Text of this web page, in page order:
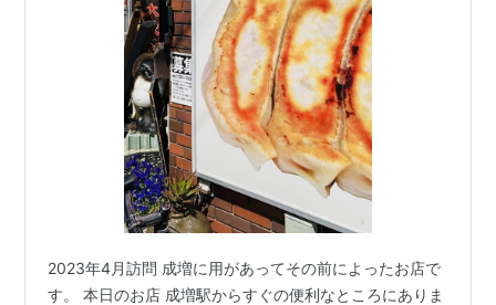
2023年4月訪問 成増に用があってその前によったお店で
す。 本日のお店 成増駅からすぐの便利なところにありま